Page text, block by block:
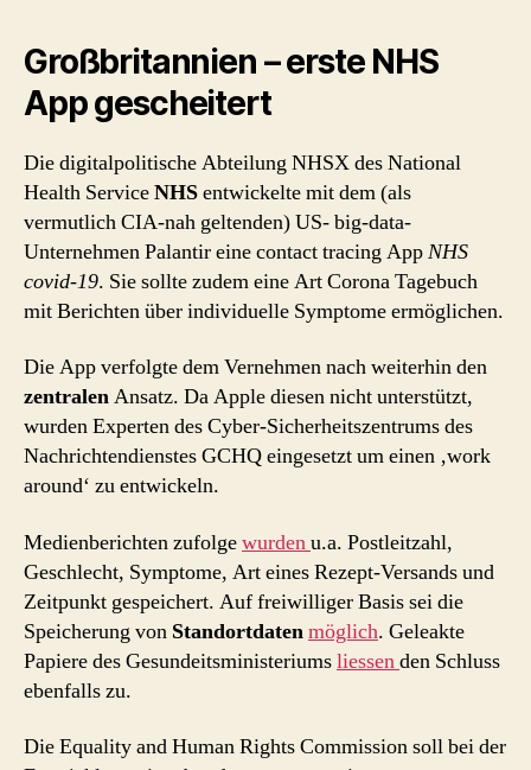
Großbritannien – erste NHS
App gescheitert
Die digitalpolitische Abteilung NHSX des National
Health ServiceNHSentwickelte mit dem (als
vermutlich CIA-nah geltenden) US- big-data-
Unternehmen Palantir eine contact tracing AppNHS
covid-19. Sie sollte zudem eine Art Corona Tagebuch
mit Berichten über individuelle Symptome ermöglichen.
Die App verfolgte dem Vernehmen nach weiterhin den
zentralenAnsatz. Da Apple diesen nicht unterstützt,
wurden Experten des Cyber-Sicherheitszentrums des
Nachrichtendienstes GCHQ eingesetzt um einen ‚work
around‘ zu entwickeln.
Medienberichten zufolgewurdenu.a. Postleitzahl,
Geschlecht, Symptome, Art eines Rezept-Versands und
Zeitpunkt gespeichert. Auf freiwilliger Basis sei die
Speicherung von Standortdatenmöglich. Geleakte
Papiere des Gesundeitsministeriumsliessenden Schluss
ebenfalls zu.
Die Equality and Human Rights Commission soll bei der